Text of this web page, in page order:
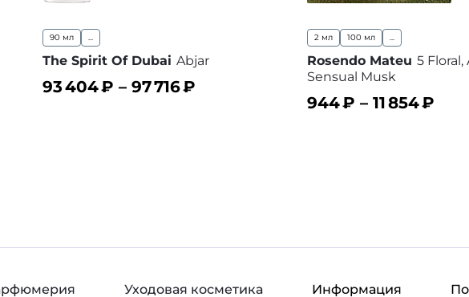
90 мл ...
The Spirit Of Dubai Abjar
93 404₽ – 97 716₽
2 мл 100 мл ...
Rosendo Mateu 5
Sensual Musk
944₽ – 11 854₽
Уходовая косметика Информация